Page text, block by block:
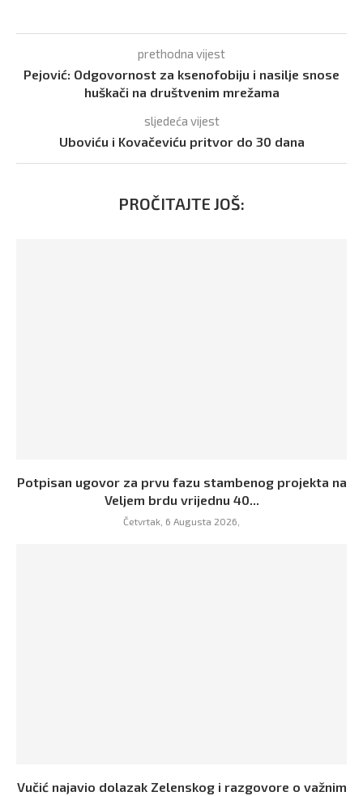
prethodna vijest
Pejović: Odgovornost za ksenofobiju i nasilje snose
huškači na društvenim mrežama
sljedeća vijest
Uboviću i Kovačeviću pritvor do 30 dana
PROČITAJTE JOŠ:
Potpisan ugovor za prvu fazu stambenog projekta na
Veljem brdu vrijednu 40...
Četvrtak, 6 Augusta 2026,
Vučić najavio dolazak Zelenskog i razgovore o važnim